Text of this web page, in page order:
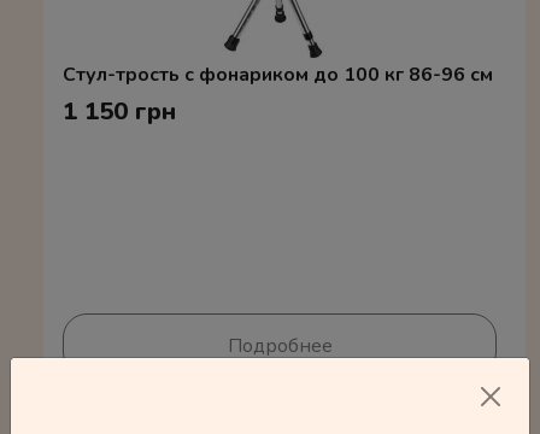
Стул-трость с фонариком до 100 кг 86-96 см
1 150 грн
Подробнее